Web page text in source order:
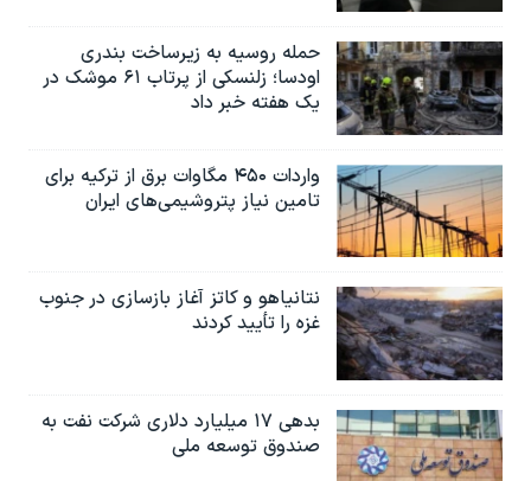
حمله روسیه به زیرساخت بندری
اودسا؛ زلنسکی از پرتاب ۶۱ موشک در
یک هفته خبر داد
واردات ۴۵۰ مگاوات برق از ترکیه برای
تامین نیاز پتروشیمی‌های ایران
نتانیاهو و کاتز آغاز بازسازی در جنوب
غزه را تأیید کردند
بدهی ۱۷ میلیارد دلاری شرکت نفت به
صندوق توسعه ملی